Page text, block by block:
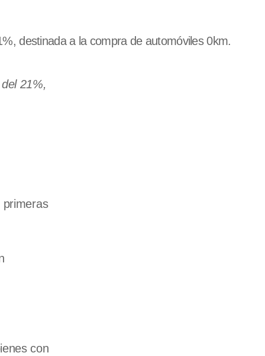
destinada a la compra de automóviles 0km.
21%,
primeras
con